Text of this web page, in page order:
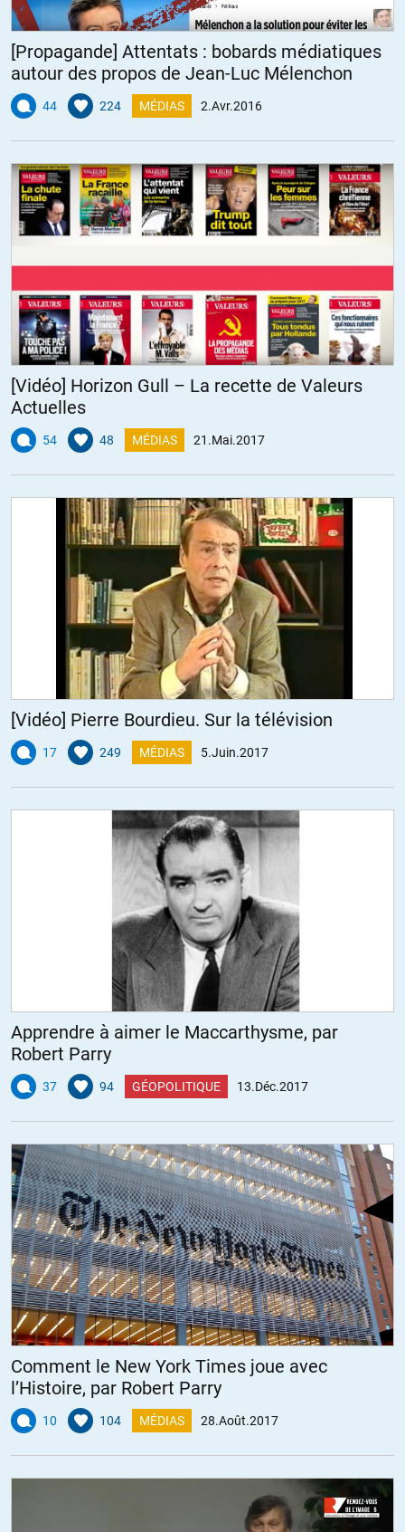
[Propagande] Attentats : bobards médiatiques
autour des propos de Jean-Luc Mélenchon​
44 224 MÉDIAS 2.Avr.2016
[Vidéo] Horizon Gull – La recette de Valeurs
Actuelles
54 48 MÉDIAS 21.Mai.2017
[Vidéo] Pierre Bourdieu. Sur la télévision
17 249 MÉDIAS 5.Juin.2017
Apprendre à aimer le Maccarthysme, par
Robert Parry
37 94 GÉOPOLITIQUE 13.Déc.2017
Comment le New York Times joue avec
l’Histoire, par Robert Parry
10 104 MÉDIAS 28.Août.2017